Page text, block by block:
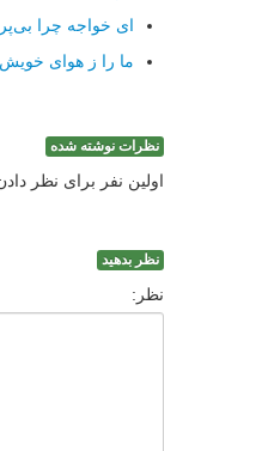
ای خواجه چرا
ما را ز هوای
نظرات نوشته شده
اولین نفر برای نظر
نظر بدهید
نظر: